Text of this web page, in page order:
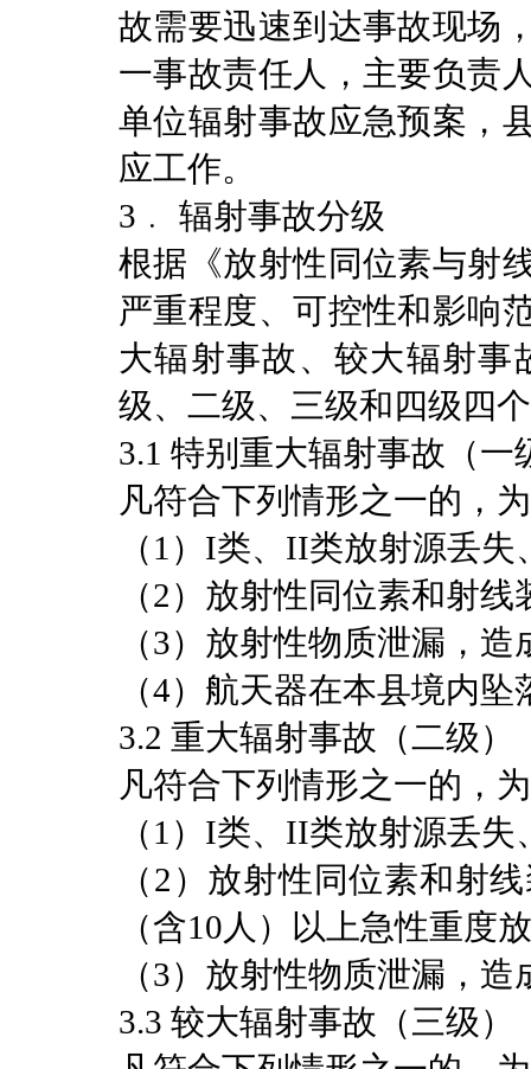
故需要迅速到达事故现场
一事故责任人，主要负责
单位辐射事故应急预案，
应工作。
3﹒ 辐射事故分级
根据《放射性同位素与射
严重程度、可控性和影响
大辐射事故、较大辐射
级、二级、三级和四级四
3.1 特别重大辐射事故（一
凡符合下列情形之一的，
（1）I类、II类放射源丢
（2）放射性同位素和射
（3）放射性物质泄漏，
（4）航天器在本县境内
3.2 重大辐射事故（二级）
凡符合下列情形之一的，
（1）I类、II类放射源丢
（2）放射性同位素和射
（含10人）以上急性重度
（3）放射性物质泄漏，
3.3 较大辐射事故（三级）